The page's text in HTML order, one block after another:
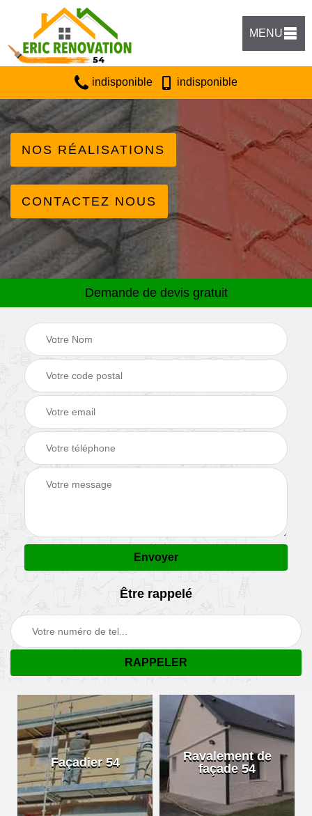
MENU
indisponible indisponible
NOS RÉALISATIONS
CONTACTEZ NOUS
Demande de devis gratuit
Être rappelé
Façadier 54
Ravalement de
façade 54